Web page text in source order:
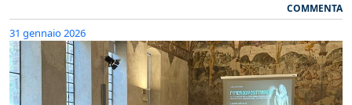
COMMENTA
31 gennaio 2026